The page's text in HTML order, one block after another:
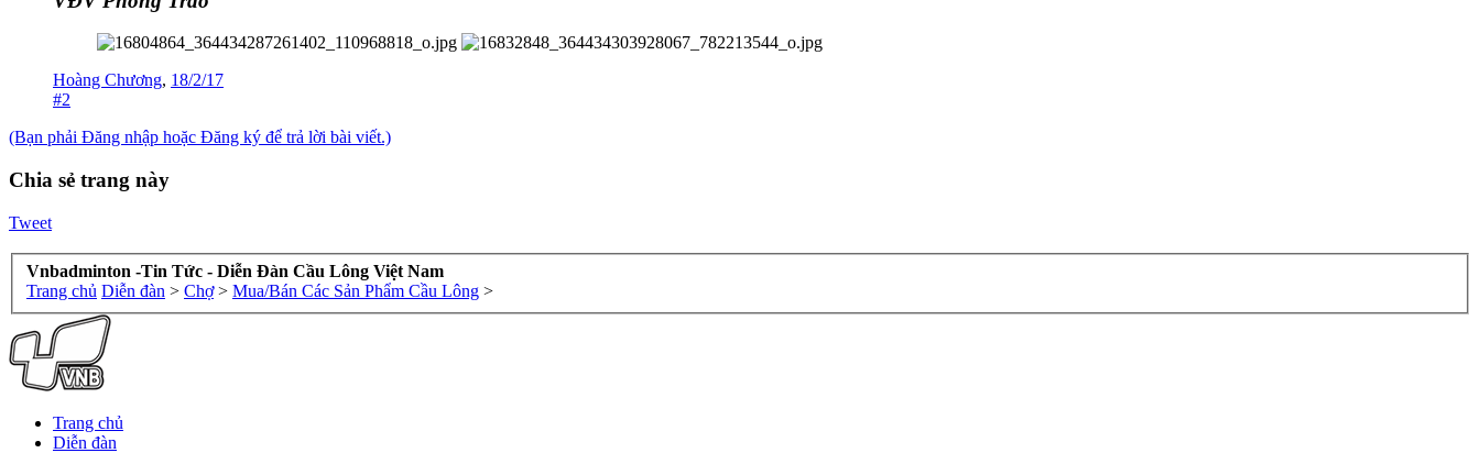
Hoàng Chương, 18/2/17
#2
(Bạn phải Đăng nhập hoặc Đăng ký để trả lời bài viết.)
Chia sẻ trang này
Tweet
Vnbadminton -Tin Tức - Diễn Đàn Cầu Lông Việt Nam
Trang chủ Diễn đàn > Chợ > Mua/Bán Các Sản Phẩm Cầu Lông >
Trang chủ
Diễn đàn